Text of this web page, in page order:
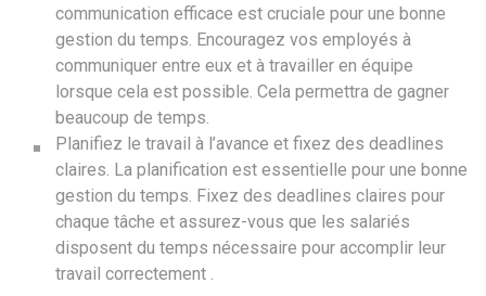
communication efficace est cruciale pour une bonne
gestion du temps. Encouragez vos employés à
communiquer entre eux et à travailler en équipe
lorsque cela est possible. Cela permettra de gagner
beaucoup de temps.
Planifiez le travail à l’avance et fixez des deadlines
claires. La planification est essentielle pour une bonne
gestion du temps. Fixez des deadlines claires pour
chaque tâche et assurez-vous que les salariés
disposent du temps nécessaire pour accomplir leur
travail correctement .